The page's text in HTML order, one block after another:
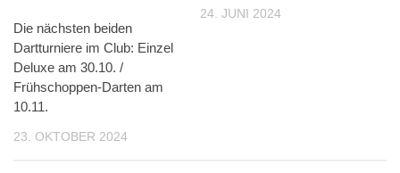
Die nächsten beiden
Dartturniere im Club: Einzel
Deluxe am 30.10. /
Frühschoppen-Darten am
10.11.
23. OKTOBER 2024
24. JUNI 2024